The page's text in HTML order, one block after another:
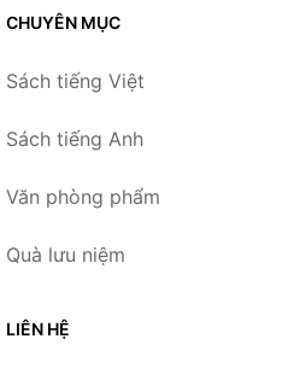
CHUYÊN MỤC
Sách tiếng Việt
Sách tiếng Anh
Văn phòng phẩm
Quà lưu niệm
LIÊN HỆ